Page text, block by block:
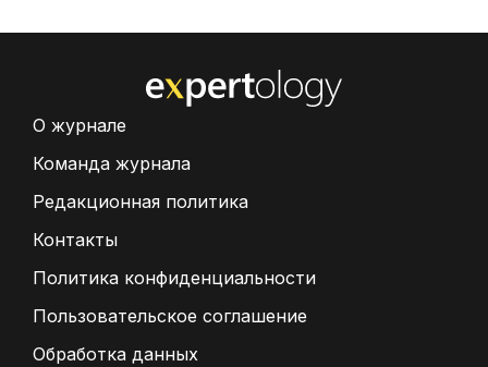
О журнале
Команда журнала
Редакционная политика
Контакты
Политика конфиденциальности
Пользовательское соглашение
Обработка данных